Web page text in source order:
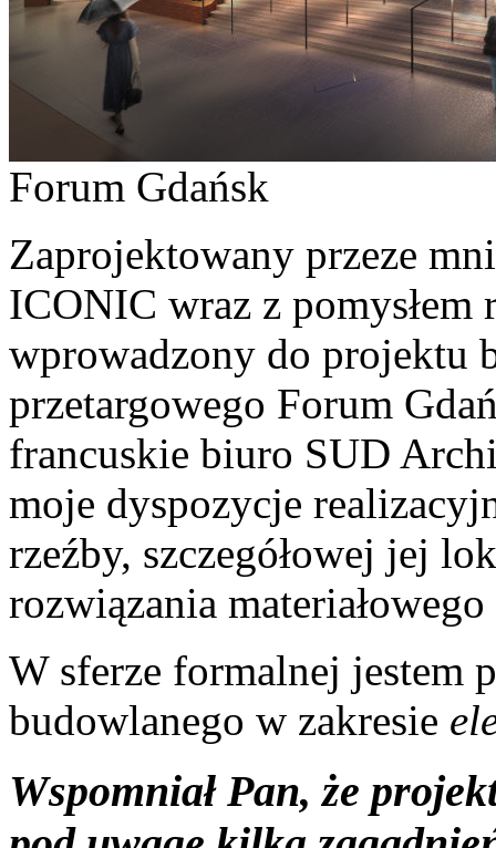
Forum Gdańsk
Zaprojektowany przeze
ICONIC wraz z pomysłem
wprowadzony do projektu
przetargowego Forum
francuskie biuro SUD
moje dyspozycje
rzeźby, szczegółowej jej
rozwiązania
W sferze formalnej jestem
budowlanego w zakresie
Wspomniał Pan, że